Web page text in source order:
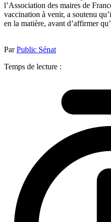
l’Association des maires de
vaccination à venir, a soutenu
en la matière, avant d’affirmer
ParPublic Sénat
Temps de lecture :